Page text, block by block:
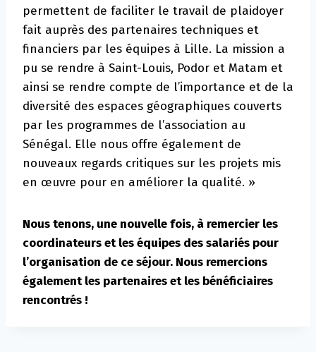
permettent de faciliter le travail de plaidoyer
fait auprès des partenaires techniques et
financiers par les équipes à Lille. La mission a
pu se rendre à Saint-Louis, Podor et Matam et
ainsi se rendre compte de l’importance et de la
diversité des espaces géographiques couverts
par les programmes de l’association au
Sénégal. Elle nous offre également de
nouveaux regards critiques sur les projets mis
en œuvre pour en améliorer la qualité. »
Nous tenons, une nouvelle fois, à remercier les
coordinateurs et les équipes des salariés pour
l’organisation de ce séjour. Nous remercions
également les partenaires et les bénéficiaires
rencontrés !